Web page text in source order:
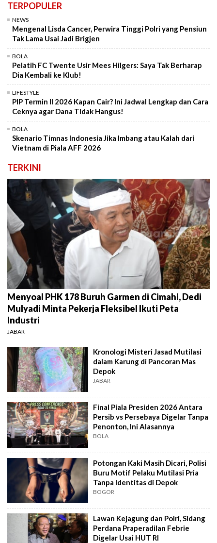
TERPOPULER
NEWS
Mengenal Lisda Cancer, Perwira Tinggi Polri yang Pensiun
Tak Lama Usai Jadi Brigjen
BOLA
Pelatih FC Twente Usir Mees Hilgers: Saya Tak Berharap
Dia Kembali ke Klub!
LIFESTYLE
PIP Termin II 2026 Kapan Cair? Ini Jadwal Lengkap dan Cara
Ceknya agar Dana Tidak Hangus!
BOLA
Skenario Timnas Indonesia Jika Imbang atau Kalah dari
Vietnam di Piala AFF 2026
TERKINI
Menyoal PHK 178 Buruh Garmen di Cimahi, Dedi
Mulyadi Minta Pekerja Fleksibel Ikuti Peta
Industri
JABAR
Kronologi Misteri Jasad Mutilasi
dalam Karung di Pancoran Mas
Depok
JABAR
Final Piala Presiden 2026 Antara
Persib vs Persebaya Digelar Tanpa
Penonton, Ini Alasannya
BOLA
Potongan Kaki Masih Dicari, Polisi
Buru Motif Pelaku Mutilasi Pria
Tanpa Identitas di Depok
BOGOR
Lawan Kejagung dan Polri, Sidang
Perdana Praperadilan Febrie
Digelar Usai HUT RI